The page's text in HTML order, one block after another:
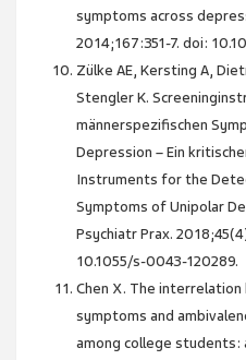
symptoms across
2014;167:351-7. doi:
Zülke AE, Kersting A,
Stengler K.
männerspezifischen
Depression – Ein
Instruments for the
Symptoms of Unipolar
Psychiatr Prax.
10.1055/s-0043-120289.
Chen X. The
symptoms and
among college